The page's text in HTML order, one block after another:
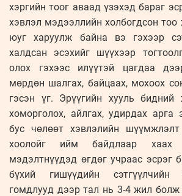
хэргийн тоог аваад үзэхэд бараг
хэвлэл мэдээллийн холбогдсон тоо
юуг харуулж байна вэ гэхээр
халдсан эсэхийг шүүхээр
олох гэхээс илүүтэй цагдаа
мөрдөн шалгах, байцаах, мохоох
гэсэн үг. Эрүүгийн хууль
хоморголох, айлгах, удирдах
бус чөлөөт хэвлэлийн
хоолойг ийм байдлаар хаах
мэдэлтнүүдэд өгдөг учраас эсрэг
бүхий гишүүдийн сэтгүүлчийн
гомдлууд дээр тал нь 3-4 жил